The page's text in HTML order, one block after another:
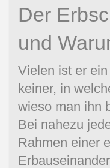
Der
und
Vielen ist er
keiner, in
wieso man ihn
Bei nahezu
Rahmen einer